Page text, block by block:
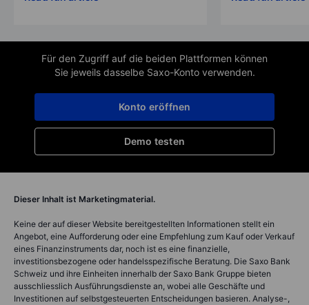
Für den Zugriff auf die beiden Plattformen können
Sie jeweils dasselbe Saxo-Konto verwenden.
Demo testen
Konto eröffnen
Dieser Inhalt ist Marketingmaterial.
Keine der auf dieser Website bereitgestellten Informationen stellt ein
Angebot, eine Aufforderung oder eine Empfehlung zum Kauf oder Verkauf
eines Finanzinstruments dar, noch ist es eine finanzielle,
investitionsbezogene oder handelsspezifische Beratung. Die Saxo Bank
Schweiz und ihre Einheiten innerhalb der Saxo Bank Gruppe bieten
ausschliesslich Ausführungsdienste an, wobei alle Geschäfte und
Investitionen auf selbstgesteuerten Entscheidungen basieren. Analyse-,